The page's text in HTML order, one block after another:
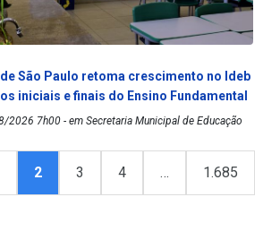
São Paulo retoma crescimento no Ideb
iniciais e finais do Ensino Fundamental
2026 7h00 - em Secretaria Municipal de Educação
2 3 4 … 1.685